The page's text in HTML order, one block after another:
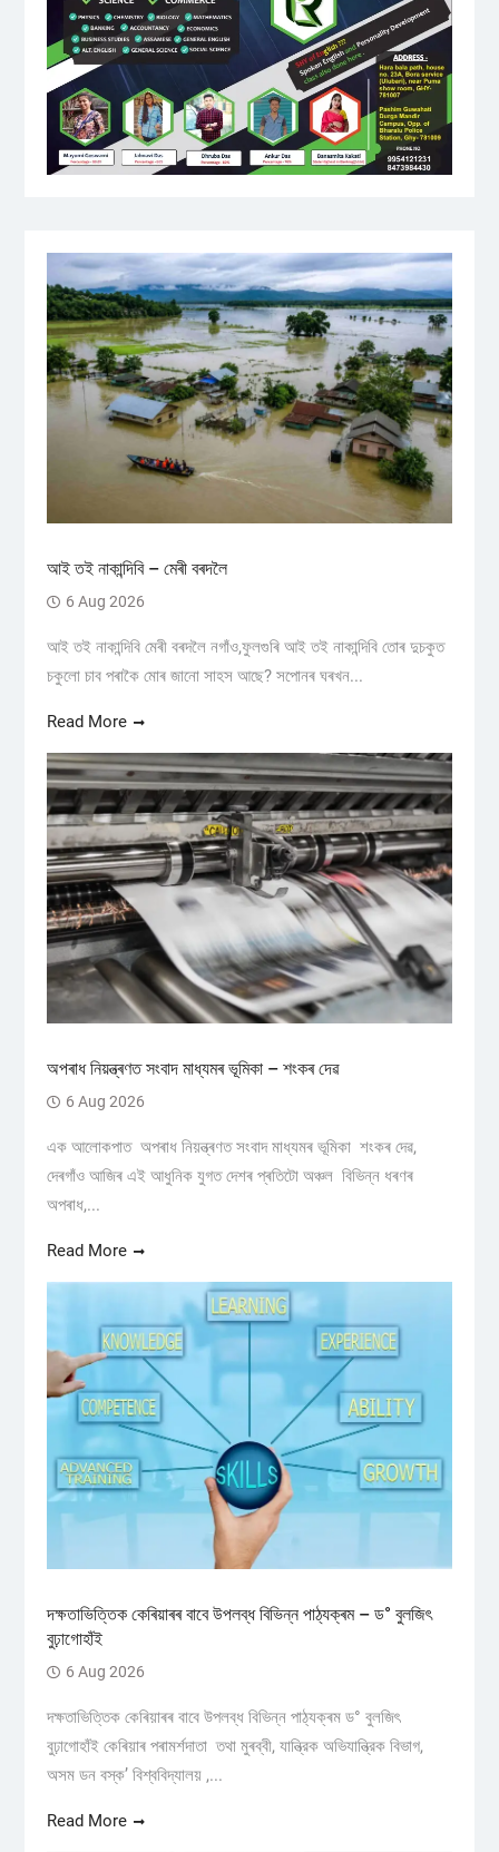
আই তই নাকান্দিবি – মেৰী বৰদলৈ
6 Aug 2026
আই তই নাকান্দিবি মেৰী বৰদলৈ নগাঁও,ফুলগুৰি আই তই নাকান্দিবি তোৰ দুচকুত
চকুলো চাব পৰাকৈ মোৰ জানো সাহস আছে? সপোনৰ ঘৰখন...
Read More
অপৰাধ নিয়ন্ত্ৰণত সংবাদ মাধ্যমৰ ভূমিকা – শংকৰ দেৱ
6 Aug 2026
এক আলোকপাত অপৰাধ নিয়ন্ত্ৰণত সংবাদ মাধ্যমৰ ভূমিকা শংকৰ দেৱ,
দেৰগাঁও আজিৰ এই আধুনিক যুগত দেশৰ প্ৰতিটো অঞ্চল বিভিন্ন ধৰণৰ
অপৰাধ,...
Read More
দক্ষতাভিত্তিক কেৰিয়াৰৰ বাবে উপলব্ধ বিভিন্ন পাঠ্যক্ৰম – ড° বুলজিৎ
বুঢ়াগোহাঁই
6 Aug 2026
দক্ষতাভিত্তিক কেৰিয়াৰৰ বাবে উপলব্ধ বিভিন্ন পাঠ্যক্ৰম ড° বুলজিৎ
বুঢ়াগোহাঁই কেৰিয়াৰ পৰামৰ্শদাতা তথা মুৰব্বী, যান্ত্রিক অভিযান্ত্রিক বিভাগ,
অসম ডন বস্ক’ বিশ্ববিদ্যালয় ,...
Read More